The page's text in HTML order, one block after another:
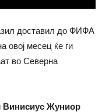
доставил до ФИФА
овој месец ќе ги
во Северна
Винисиус Жуниор